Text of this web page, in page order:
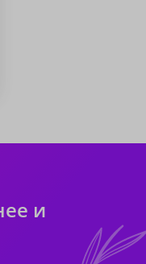
и